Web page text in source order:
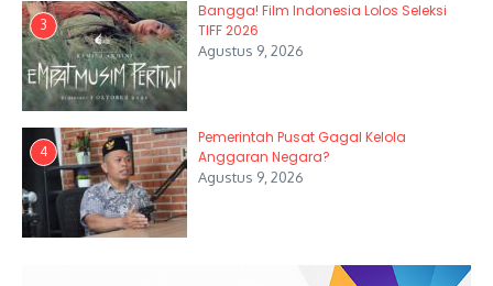
3
Bangga! Film Indonesia Lolos Seleksi
TIFF 2026
Agustus 9, 2026
4
Pemerintah Pusat Gagal Kelola
Anggaran Negara?
Agustus 9, 2026